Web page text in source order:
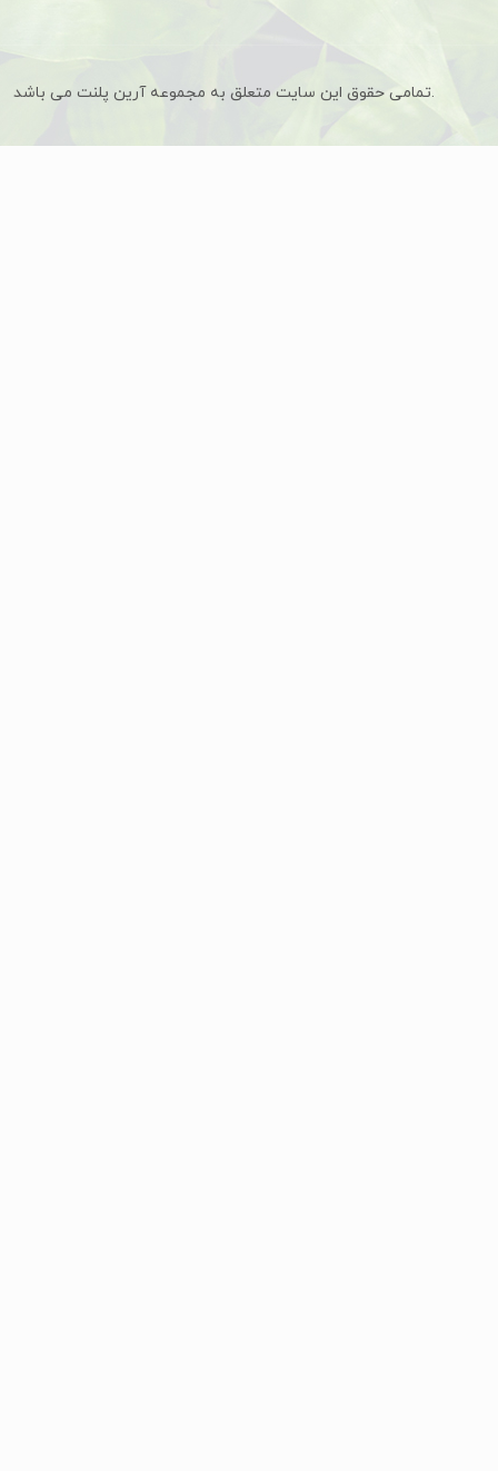
تمامی حقوق این سایت متعلق به مجموعه آرین پلنت می باشد.